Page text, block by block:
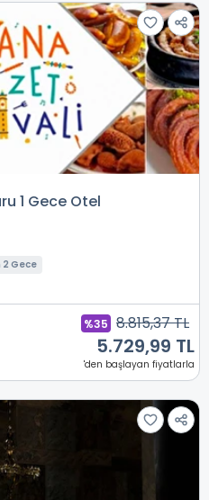
1 Gece Otel
2 Gece
%35 8.815,37 TL
5.729,99 TL
'den başlayan fiyatlarla